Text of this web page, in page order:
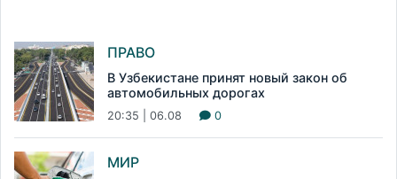
ПРАВО
В Узбекистане принят новый закон об
автомобильных дорогах
20:35 | 06.08 0
МИР